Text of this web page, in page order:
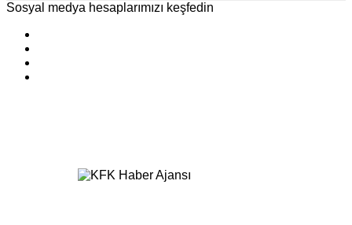
Sosyal medya hesaplarımızı keşfedin